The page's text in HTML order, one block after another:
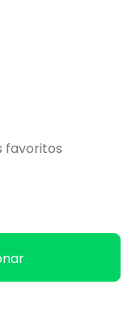
favoritos